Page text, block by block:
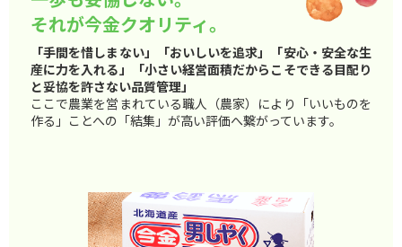
それが今金クオリティ。
「手間を惜しまない」「おいしいを追求」「安心・安全な生
産に力を入れる」「小さい経営面積だからこそできる目配り
と妥協を許さない品質管理」
ここで農業を営まれている職人（農家）により「いいものを
作る」ことへの「結集」が高い評価へ繋がっています。